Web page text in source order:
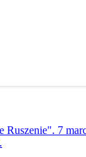
Ruszenie". 7